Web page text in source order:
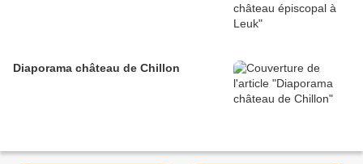
Diaporama château de Chillon